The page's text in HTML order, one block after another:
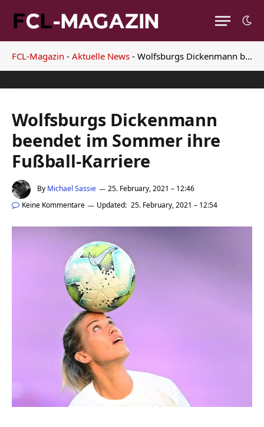
FCL-Magazin - Aktuelle News - Wolfsburgs Dickenmann beendet im Sommer ihre Fußball-Karriere
Wolfsburgs Dickenmann
beendet im Sommer ihre
Fußball-Karriere
By Michael Sassie
25. February, 2021 – 12:46
Keine Kommentare
Updated: 25. February, 2021 – 12:54